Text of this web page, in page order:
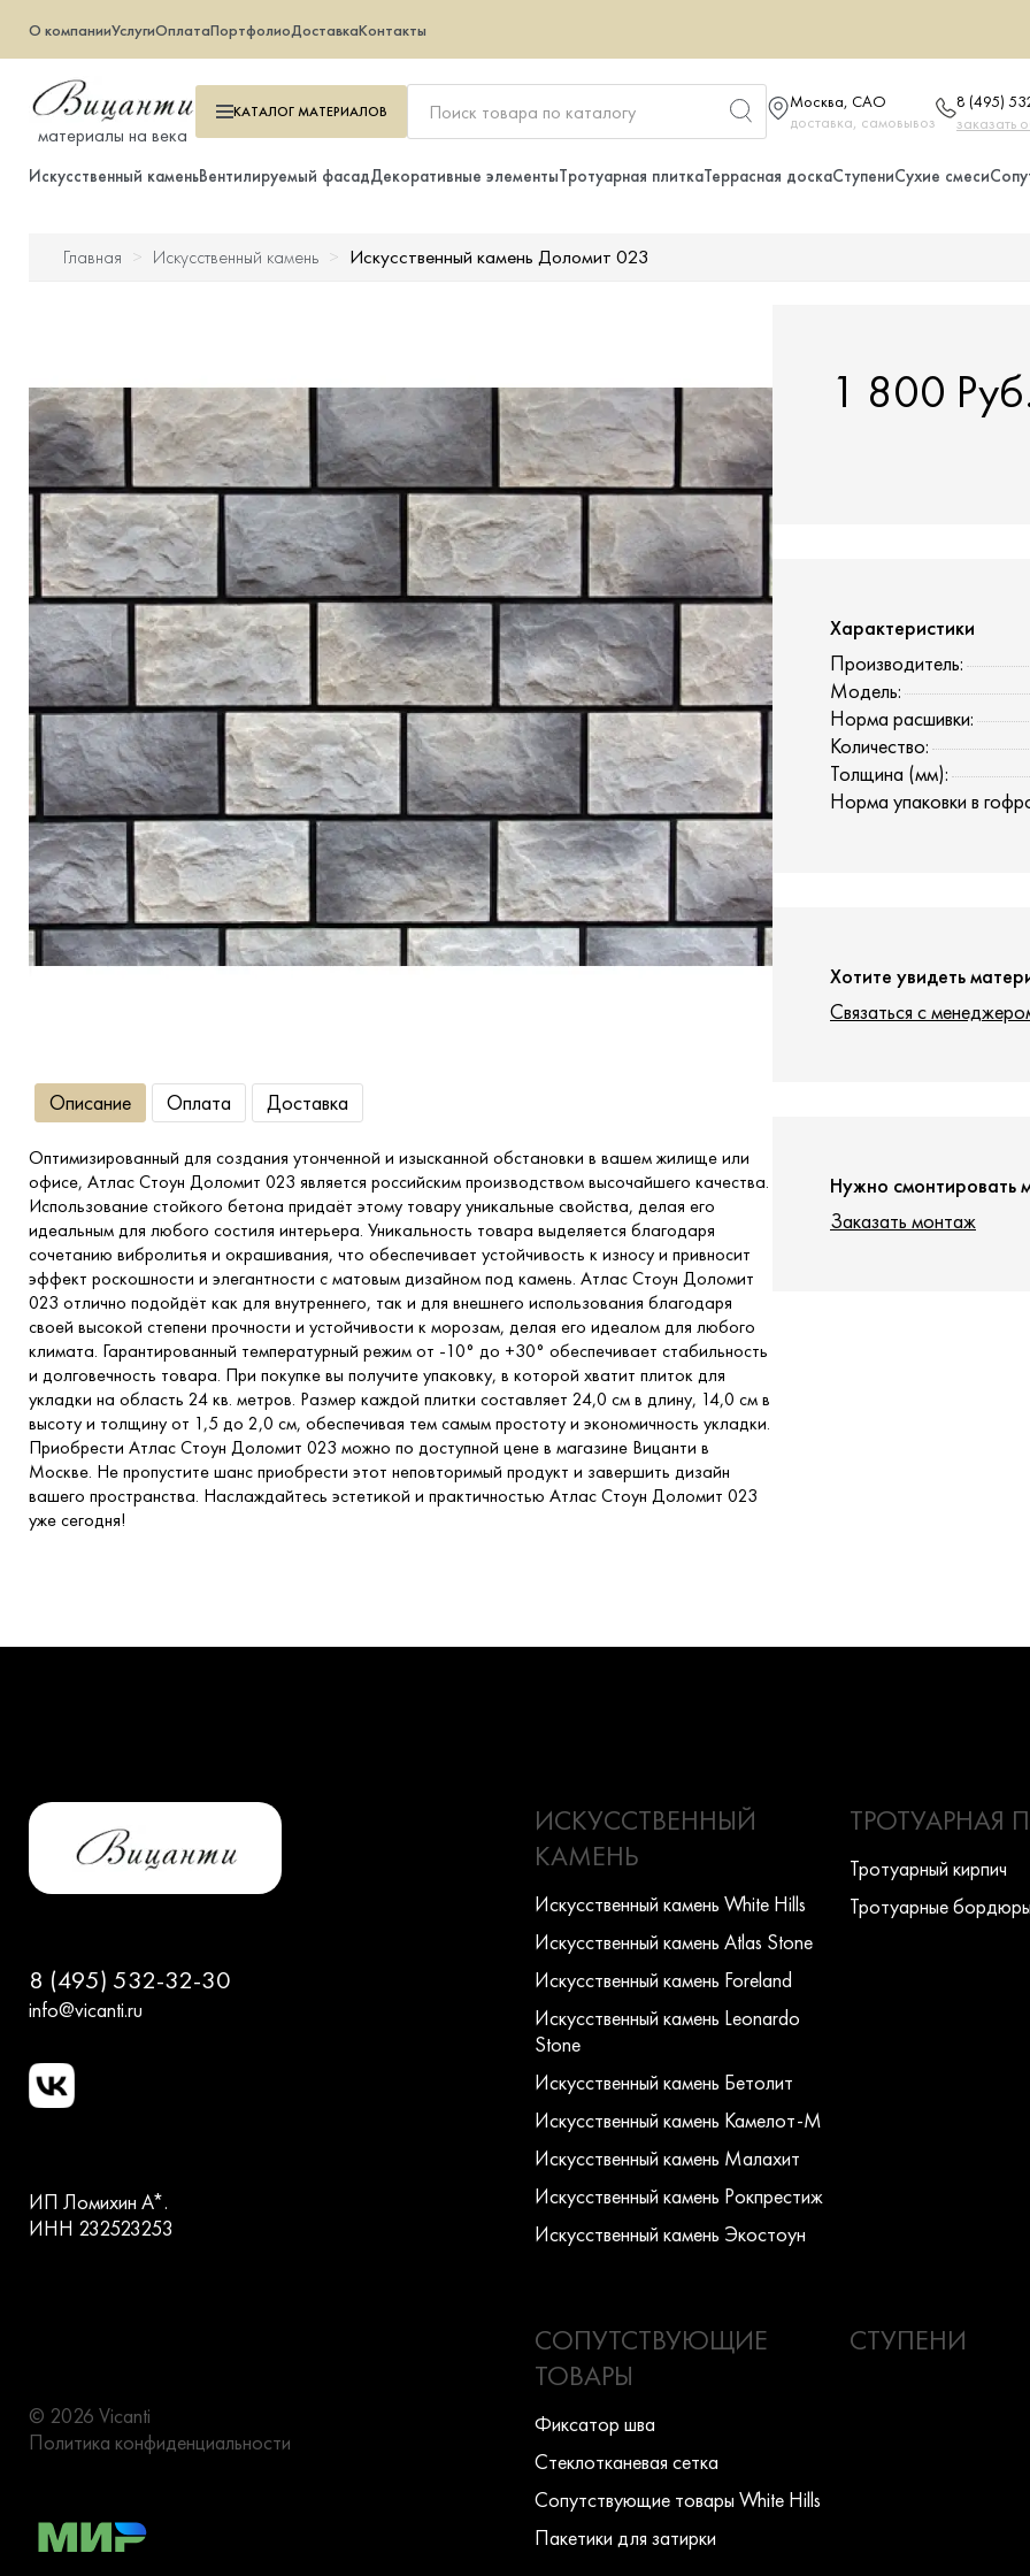
О компанииУслугиОплатаПортфолиоДоставкаКонтакты
материалы на века
КАТАЛОГМАТЕРИАЛОВ
Москва, САО
доставка, самовывоз
8 (495)
заказать
Искусственный каменьВентилируемый фасадДекоративные элементыТротуарная плиткаТеррасная доскаСтупениСухие смеси
Декоративные элементы
Тротуарная плитка
Террасная доска
Ступени
Сухие смеси
Сопутствующие товары
Главная Искусственный камень Искусственный камень Доломит 023
Описание Оплата Доставка
Оптимизированный для создания утонченной и изысканной обстановки в вашем жилище или
офисе, Атлас Стоун Доломит 023 является российским производством высочайшего качества.
Использование стойкого бетона придаёт этому товару уникальные свойства, делая его
идеальным для любого состиля интерьера. Уникальность товара выделяется благодаря
сочетанию вибролитья и окрашивания, что обеспечивает устойчивость к износу и привносит
эффект роскошности и элегантности с матовым дизайном под камень. Атлас Стоун Доломит
023 отлично подойдёт как для внутреннего, так и для внешнего использования благодаря
своей высокой степени прочности и устойчивости к морозам, делая его идеалом для любого
климата. Гарантированный температурный режим от -10° до +30° обеспечивает стабильность
и долговечность товара. При покупке вы получите упаковку, в которой хватит плиток для
укладки на область 24 кв. метров. Размер каждой плитки составляет 24,0 см в длину, 14,0 см в
высоту и толщину от 1,5 до 2,0 см, обеспечивая тем самым простоту и экономичность укладки.
Приобрести Атлас Стоун Доломит 023 можно по доступной цене в магазине Вицанти в
Москве. Не пропустите шанс приобрести этот неповторимый продукт и завершить дизайн
вашего пространства. Наслаждайтесь эстетикой и практичностью Атлас Стоун Доломит 023
уже сегодня!
1 800
Характеристики
Производитель:
Модель:
Норма расшивки:
Количество:
Толщина (мм):
Норма упаковки в
Хотите увидеть
Связаться с
Нужно смонтировать
Заказать монтаж
8 (495) 532-32-30
info@vicanti.ru
ИП Ломихин А*.
ИНН 232523253
© 2026 Vicanti
Политика конфиденциальности
ИСКУССТВЕННЫЙ
КАМЕНЬ
Искусcтвенный камень White Hills
Искусcтвенный камень Atlas Stone
Искусcтвенный камень Foreland
Искусcтвенный камень Leonardo
Stone
Искусcтвенный камень Бетолит
Искусcтвенный камень Камелот-М
Искусcтвенный камень Малахит
Искусcтвенный камень Рокпрестиж
Искусcтвенный камень Экостоун
ТРОТУАРНАЯ
Тротуарный кирпич
Тротуарные бордюры
СОПУТСТВУЮЩИЕ
ТОВАРЫ
Фиксатор шва
Стеклотканевая сетка
Сопутствующие товары White Hills
Пакетики для затирки
СТУПЕНИ